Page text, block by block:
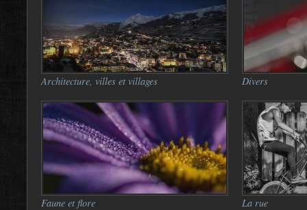
Architecture, villes et villages Divers
Faune et flore La rue